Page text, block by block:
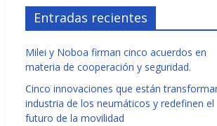
Entradas recientes
Milei y Noboa firman cinco acuerdos en
materia de cooperación y seguridad.
Cinco innovaciones que están
industria de los neumáticos y redefinen el
futuro de la movilidad